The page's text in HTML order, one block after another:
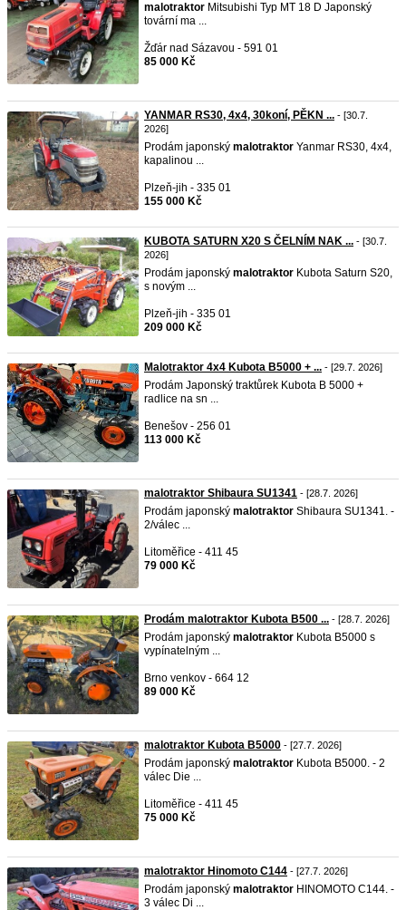
malotraktor Mitsubishi Typ MT 18 D Japonský
tovární ma ...
Žďár nad Sázavou - 591 01
85 000 Kč
YANMAR RS30, 4x4, 30koní, PĚKN ... - [30.7.
2026]
Prodám japonský malotraktor Yanmar RS30, 4x4,
kapalinou ...
Plzeň-jih - 335 01
155 000 Kč
KUBOTA SATURN X20 S ČELNÍM NAK ... - [30.7.
2026]
Prodám japonský malotraktor Kubota Saturn S20,
s novým ...
Plzeň-jih - 335 01
209 000 Kč
Malotraktor 4x4 Kubota B5000 + ... - [29.7. 2026]
Prodám Japonský traktůrek Kubota B 5000 +
radlice na sn ...
Benešov - 256 01
113 000 Kč
malotraktor Shibaura SU1341 - [28.7. 2026]
Prodám japonský malotraktor Shibaura SU1341. -
2/válec ...
Litoměřice - 411 45
79 000 Kč
Prodám malotraktor Kubota B500 ... - [28.7. 2026]
Prodám japonský malotraktor Kubota B5000 s
vypínatelným ...
Brno venkov - 664 12
89 000 Kč
malotraktor Kubota B5000 - [27.7. 2026]
Prodám japonský malotraktor Kubota B5000. - 2
válec Die ...
Litoměřice - 411 45
75 000 Kč
malotraktor Hinomoto C144 - [27.7. 2026]
Prodám japonský malotraktor HINOMOTO C144. -
3 válec Di ...